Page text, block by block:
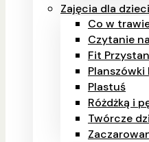
Zajęcia dla dzieci
Co w
Czytanie
Fit
Plastuś
Różdżką i
Twórcze